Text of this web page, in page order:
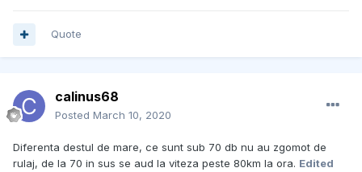
Quote
calinus68
Posted March 10, 2020
Diferenta destul de mare, ce sunt sub 70 db nu au zgomot de
rulaj, de la 70 in sus se aud la viteza peste 80km la ora. Edited